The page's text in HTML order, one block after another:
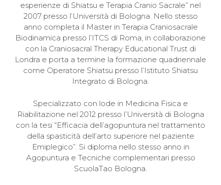
esperienze di Shiatsu e Terapia Cranio Sacrale” nel
2007 presso l’Università di Bologna. Nello stesso
anno completa il Master in Terapia Craniosacrale
Biodinamica presso l’ITCS di Roma, in collaborazione
con la Craniosacral Therapy Educational Trust di
Londra e porta a termine la formazione quadriennale
come Operatore Shiatsu presso l’Istituto Shiatsu
Integrato di Bologna.
Specializzato con lode in Medicina Fisica e
Riabilitazione nel 2012 presso l’Università di Bologna
con la tesi “Efficacia dell’agopuntura nel trattamento
della spasticità dell’arto superiore nel paziente
Emiplegico”. Si diploma nello stesso anno in
Agopuntura e Tecniche complementari presso
ScuolaTao Bologna.